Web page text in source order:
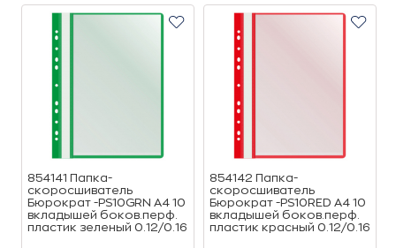
854141 Папка-
скоросшиватель
Бюрократ -PS10GRN A4 10
вкладышей боков.перф.
пластик зеленый 0.12/0.16
854142 Папка-
скоросшиватель
Бюрократ -PS10RED A4 10
вкладышей боков.перф.
пластик красный 0.12/0.16